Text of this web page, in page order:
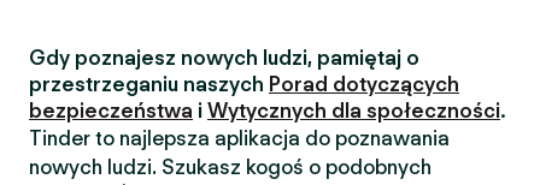
Gdy poznajesz nowych ludzi, pamiętaj o
przestrzeganiu naszych Porad dotyczących
bezpieczeństwa i Wytycznych dla społeczności.
Tinder to najlepsza aplikacja do poznawania
nowych ludzi. Szukasz kogoś o podobnych